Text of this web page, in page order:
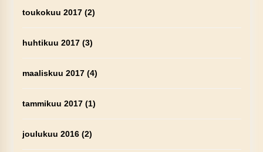
toukokuu 2017(2)
huhtikuu 2017(3)
maaliskuu 2017(4)
tammikuu 2017(1)
joulukuu 2016(2)